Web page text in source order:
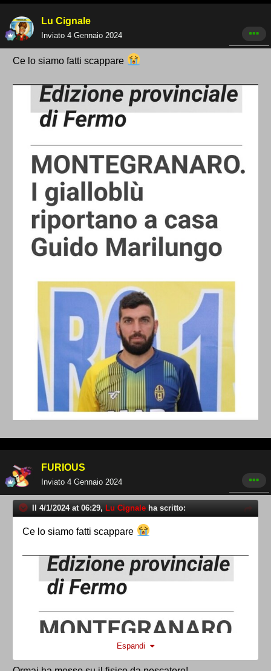
Lu Cignale
Inviato 4 Gennaio 2024
Ce lo siamo fatti scappare
FURIOUS
Inviato 4 Gennaio 2024
Il 4/1/2024 at 06:29, Lu Cignale ha scritto:
Ce lo siamo fatti scappare
Espandi